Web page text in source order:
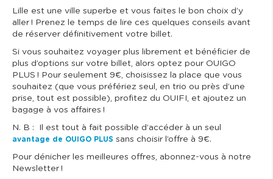
Lille est une ville superbe et vous faites le bon choix d’y
aller ! Prenez le temps de lire ces quelques conseils avant
de réserver définitivement votre billet.
Si vous souhaitez voyager plus librement et bénéficier de
plus d’options sur votre billet, alors optez pour OUIGO
PLUS ! Pour seulement 9€, choisissez la place que vous
souhaitez (que vous préfériez seul, en trio ou près d’une
prise, tout est possible), profitez du OUIFI, et ajoutez un
bagage à vos affaires !
N. B : Il est tout à fait possible d’accéder à un seul
avantage de OUIGO PLUS sans choisir l’offre à 9€.
Pour dénicher les meilleures offres, abonnez-vous à notre
Newsletter !